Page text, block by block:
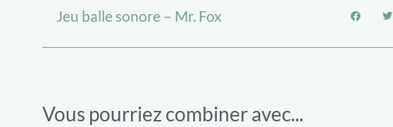
Jeu balle sonore – Mr. Fox
Vous pourriez combiner avec...